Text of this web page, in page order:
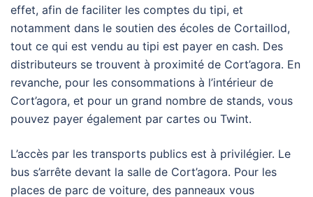
effet, afin de faciliter les comptes du tipi, et
notamment dans le soutien des écoles de Cortaillod,
tout ce qui est vendu au tipi est payer en cash. Des
distributeurs se trouvent à proximité de Cort’agora. En
revanche, pour les consommations à l’intérieur de
Cort’agora, et pour un grand nombre de stands, vous
pouvez payer également par cartes ou Twint.
L’accès par les transports publics est à privilégier. Le
bus s’arrête devant la salle de Cort’agora. Pour les
places de parc de voiture, des panneaux vous